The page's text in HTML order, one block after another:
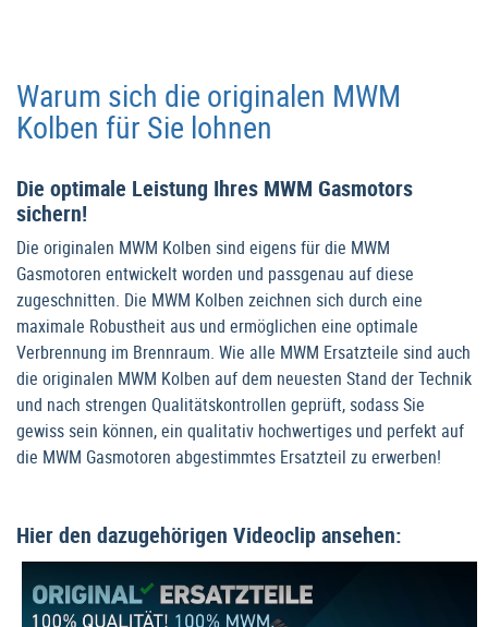
Warum sich die originalen MWM
Kolben für Sie lohnen
Die optimale Leistung Ihres MWM Gasmotors
sichern!
Die originalen MWM Kolben sind eigens für die MWM
Gasmotoren entwickelt worden und passgenau auf diese
zugeschnitten. Die MWM Kolben zeichnen sich durch eine
maximale Robustheit aus und ermöglichen eine optimale
Verbrennung im Brennraum. Wie alle MWM Ersatzteile sind auch
die originalen MWM Kolben auf dem neuesten Stand der Technik
und nach strengen Qualitätskontrollen geprüft, sodass Sie
gewiss sein können, ein qualitativ hochwertiges und perfekt auf
die MWM Gasmotoren abgestimmtes Ersatzteil zu erwerben!
Hier den dazugehörigen Videoclip ansehen: